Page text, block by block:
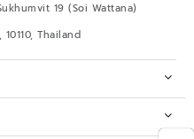
19 (Soi Wattana)
Thailand